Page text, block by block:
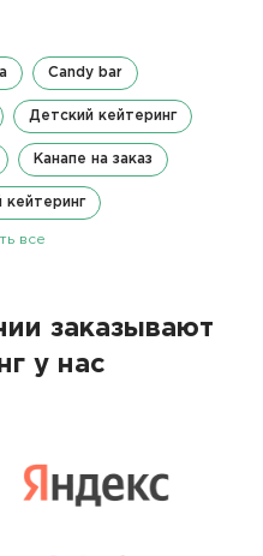
Candy bar
Детский кейтеринг
Канапе на заказ
кейтеринг
все
заказывают
у нас